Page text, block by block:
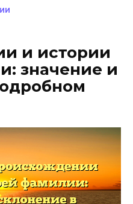
и истории
значение и